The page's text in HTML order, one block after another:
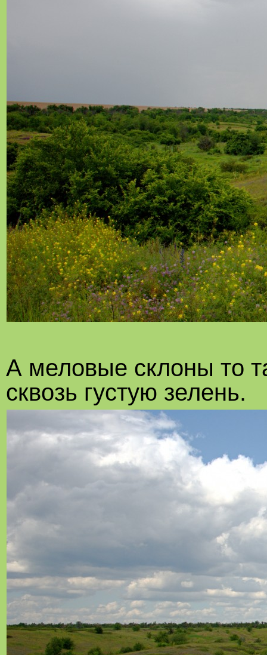
А меловые склоны то
сквозь густую зелень.